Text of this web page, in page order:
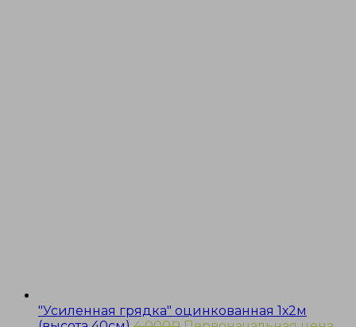
"Усиленная грядка" оцинкованная 1х2м